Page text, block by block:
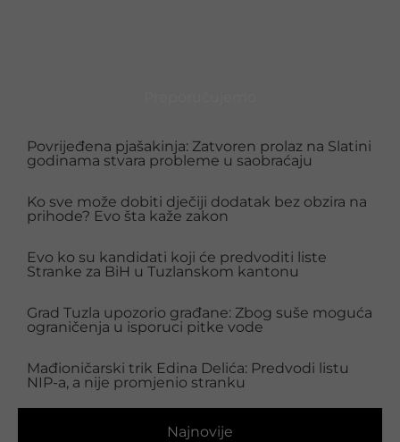
Najnovije
Povrijeđena pjašakinja: Zatvoren prolaz na Slatini
godinama stvara probleme u saobraćaju
Ko sve može dobiti dječiji dodatak bez obzira na
prihode? Evo šta kaže zakon
Evo ko su kandidati koji će predvoditi liste
Stranke za BiH u Tuzlanskom kantonu
Grad Tuzla upozorio građane: Zbog suše moguća
ograničenja u isporuci pitke vode
Mađioničarski trik Edina Delića: Predvodi listu
NIP-a, a nije promjenio stranku